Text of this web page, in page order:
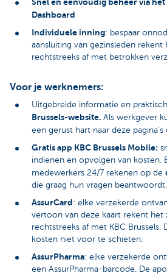
Snel en eenvoudig beheer via het
Dashboard
Individuele inning: bespaar
aansluiting van gezinsleden rekent
rechtstreeks af met betrokken
Voor je werknemers:
Uitgebreide informatie en
Brussels-website. Als werkgever
een gerust hart naar deze
Gratis app KBC Brussels Mobile:
indienen en opvolgen van kosten.
medewerkers 24/7 rekenen op de
die graag hun vragen beantwoordt.
AssurCard: elke verzekerde
vertoon van deze kaart rekent het
rechtstreeks af met KBC Brussels.
kosten niet voor te schieten.
AssurPharma: elke verzekerde
een AssurPharma-barcode. De